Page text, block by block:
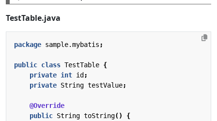
TestTable.java
package sample.mybatis ;
public class TestTable {
private int id ;
private String testValue;
@Override
public String toString()
{